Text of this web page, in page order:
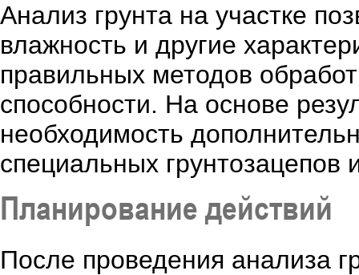
Анализ грунта на участке
влажность и другие
правильных методов
способности. На основе
необходимость
специальных грунтозацепов
Планирование действий
После проведения анализа